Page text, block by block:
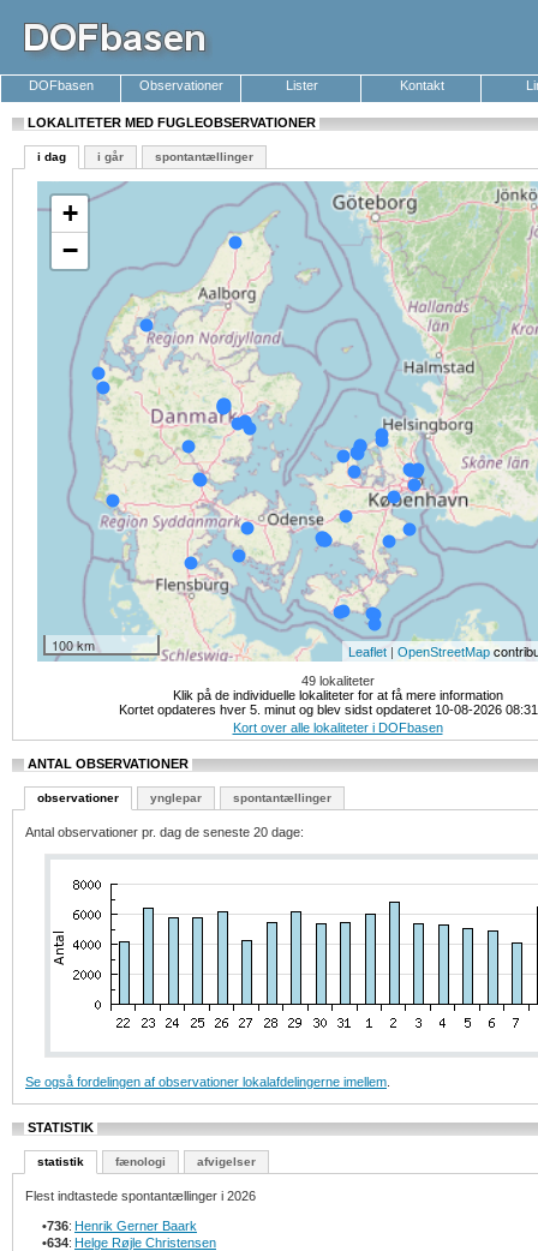
DOFbasen Observationer Lister Kontakt
LOKALITETER MED FUGLEOBSERVATIONER
i dag i går spontantællinger
+
−
100 km Leaflet | OpenStreetMap
49 lokaliteter
Klik på de individuelle lokaliteter for at få mere information
Kortet opdateres hver 5. minut og blev sidst opdateret 10-08-2026
Kort over alle lokaliteter i DOFbasen
ANTAL OBSERVATIONER
observationer ynglepar spontantællinger
Antal observationer pr. dag de seneste 20 dage:
Se også fordelingen af observationer lokalafdelingerne imellem
STATISTIK
statistik fænologi afvigelser
Flest indtastede spontantællinger i 2026
•736: Henrik Gerner Baark
•634: Helge Røjle Christensen